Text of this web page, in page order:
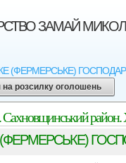
ЗАМАЙ МИКОЛИ
(ФЕРМЕРСЬКЕ)
на розсилку оголошень
район.